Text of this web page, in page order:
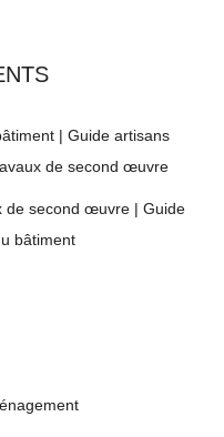
| Guide artisans
de second œuvre
de second œuvre | Guide
bâtiment